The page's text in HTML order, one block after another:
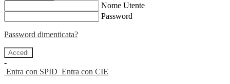
Nome Utente
Password
Password dimenticata?
-
Entra con SPID Entra con CIE